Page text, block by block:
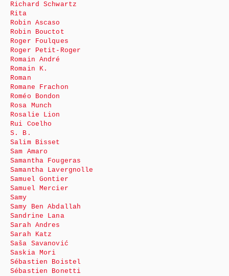
Richard Schwartz
Rita
Robin Ascaso
Robin Bouctot
Roger Foulques
Roger Petit-Roger
Romain André
Romain K.
Roman
Romane Frachon
Roméo Bondon
Rosa Munch
Rosalie Lion
Rui Coelho
S. B.
Salim Bisset
Sam Amaro
Samantha Fougeras
Samantha Lavergnolle
Samuel Gontier
Samuel Mercier
Samy
Samy Ben Abdallah
Sandrine Lana
Sarah Andres
Sarah Katz
Saša Savanović
Saskia Mori
Sébastien Boistel
Sébastien Bonetti